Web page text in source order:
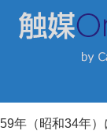
年（昭和34年